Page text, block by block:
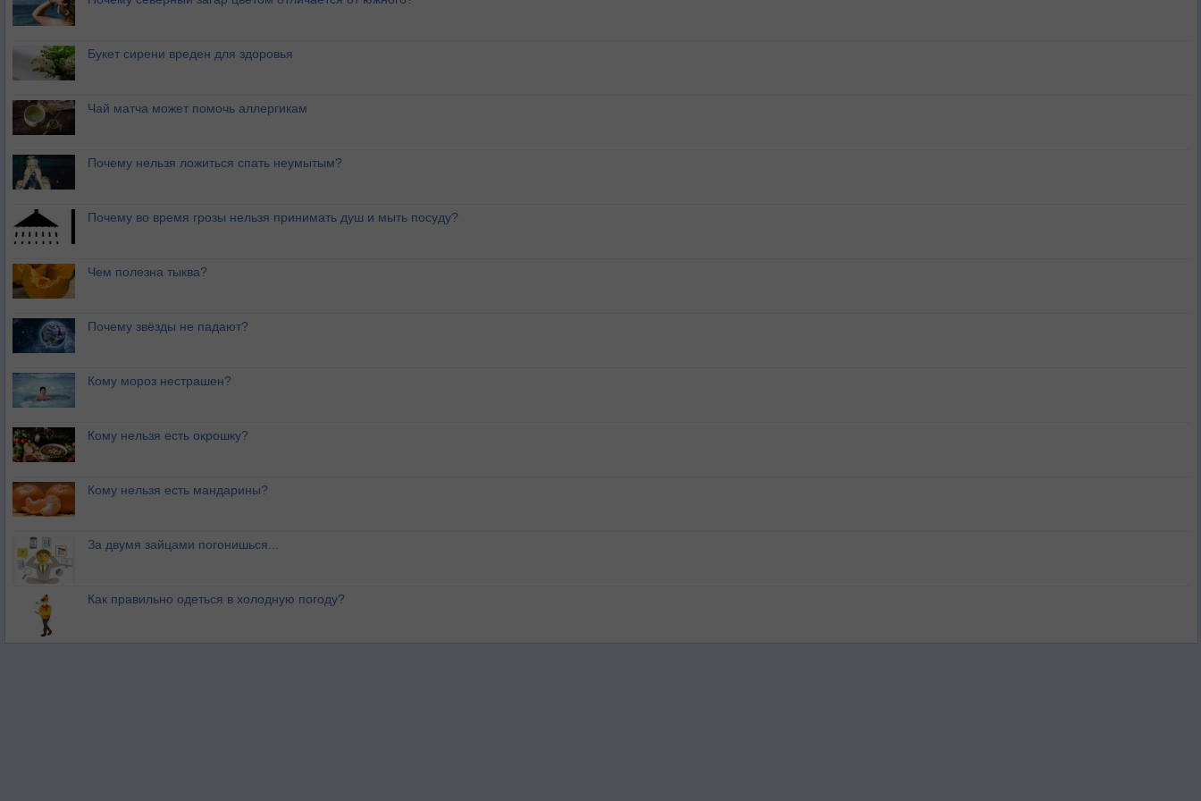
Букет сирени вреден для здоровья
Чай матча может помочь аллергикам
Почему нельзя ложиться спать неумытым?
Почему во время грозы нельзя принимать душ и мыть посуду?
Чем полезна тыква?
Почему звёзды не падают?
Кому мороз нестрашен?
Кому нельзя есть окрошку?
Кому нельзя есть мандарины?
За двумя зайцами погонишься...
Как правильно одеться в холодную погоду?